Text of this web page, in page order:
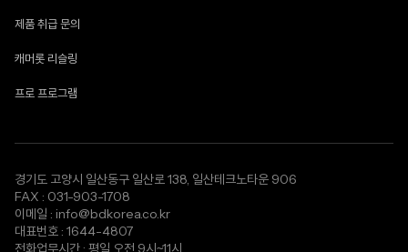
제품 취급 문의
캐머롯 리슬링
프로 프로그램
경기도 고양시 일산동구 일산로 138, 일산테크노타운 906
FAX : 031-903-1708
이메일 : info@bdkorea.co.kr
대표번호 : 1644-4807
전화업무시간 : 평일 오전 9시~11시